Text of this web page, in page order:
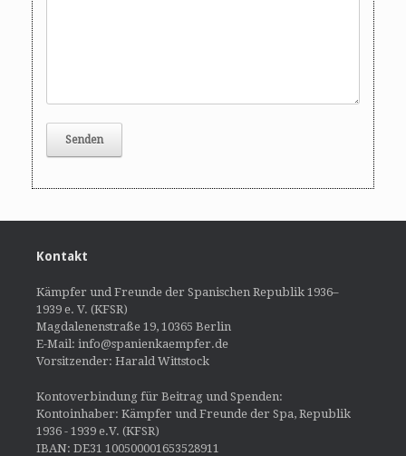
Kontakt
Kämpfer und Freunde der Spanischen Republik 1936–
1939 e. V. (KFSR)
Magdalenenstraße 19, 10365 Berlin
E-Mail: info@spanienkaempfer.de
Vorsitzender: Harald Wittstock
Kontoverbindung für Beitrag und Spenden:
Kontoinhaber: Kämpfer und Freunde der Spa, Republik
1936 - 1939 e.V. (KFSR)
IBAN: DE31 100500001653528911